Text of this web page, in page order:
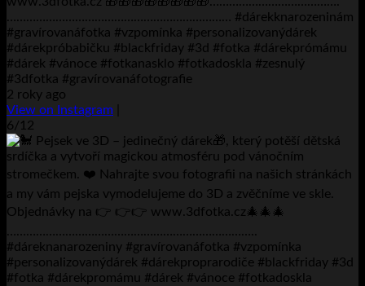
…………………………………………………………… #dárekknarozeninám
#gravírovanáfotka #vzpomínka #personalizovanýdárek
#dárekpróbabičku #blackfriday #3d #fotka #dárekprómámu
#dárek #vánoce #fotkanasklo #fotkadoskla #zesnulý
#3dfotka #gravírovanáfotografie
2 roky ago
View on Instagram
6/12